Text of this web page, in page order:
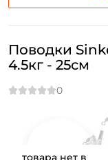
товара нет в
Поводки
4.5кг - 25см